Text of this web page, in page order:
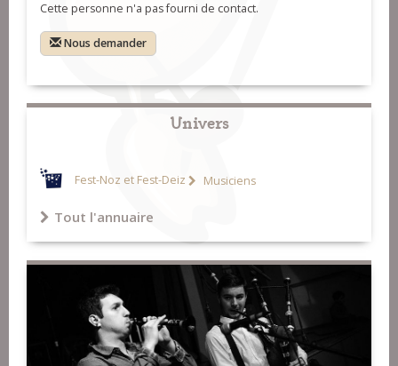
Cette personne n'a pas fourni de contact.
Nous demander
Univers
Fest-Noz et Fest-Deiz Musiciens
Tout l'annuaire